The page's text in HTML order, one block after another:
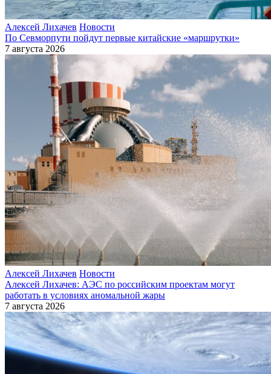
Алексей Лихачев Новости
По Севморпути пойдут первые китайские «маршрутки»
7 августа 2026
Алексей Лихачев Новости
Алексей Лихачев: АЭС по российским проектам могут
работать в условиях аномальной жары
7 августа 2026